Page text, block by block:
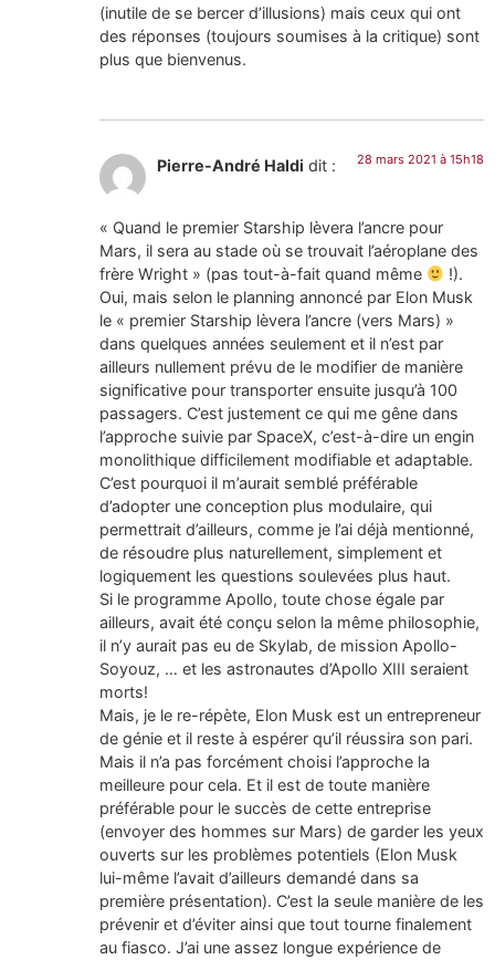
(inutile de se bercer d’illusions) mais ceux qui ont
des réponses (toujours soumises à la critique) sont
plus que bienvenus.
Pierre-André Haldi dit : 28 mars 2021 à 15h18
« Quand le premier Starship lèvera l’ancre pour
Mars, il sera au stade où se trouvait l’aéroplane des
frère Wright » (pas tout-à-fait quand même
!).
Oui, mais selon le planning annoncé par Elon Musk
le « premier Starship lèvera l’ancre (vers Mars) »
dans quelques années seulement et il n’est par
ailleurs nullement prévu de le modifier de manière
significative pour transporter ensuite jusqu’à 100
passagers. C’est justement ce qui me gêne dans
l’approche suivie par SpaceX, c’est-à-dire un engin
monolithique difficilement modifiable et adaptable.
C’est pourquoi il m’aurait semblé préférable
d’adopter une conception plus modulaire, qui
permettrait d’ailleurs, comme je l’ai déjà mentionné,
de résoudre plus naturellement, simplement et
logiquement les questions soulevées plus haut.
Si le programme Apollo, toute chose égale par
ailleurs, avait été conçu selon la même philosophie,
il n’y aurait pas eu de Skylab, de mission Apollo-
Soyouz, … et les astronautes d’Apollo XIII seraient
morts!
Mais, je le re-répète, Elon Musk est un entrepreneur
de génie et il reste à espérer qu’il réussira son pari.
Mais il n’a pas forcément choisi l’approche la
meilleure pour cela. Et il est de toute manière
préférable pour le succès de cette entreprise
(envoyer des hommes sur Mars) de garder les yeux
ouverts sur les problèmes potentiels (Elon Musk
lui-même l’avait d’ailleurs demandé dans sa
première présentation). C’est la seule manière de les
prévenir et d’éviter ainsi que tout tourne finalement
au fiasco. J’ai une assez longue expérience de